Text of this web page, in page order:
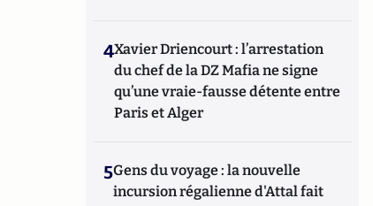
4Xavier Driencourt : l’arrestation
du chef de la DZ Mafia ne signe
qu’une vraie-fausse détente entre
Paris et Alger
5Gens du voyage : la nouvelle
incursion régalienne d'Attal fait